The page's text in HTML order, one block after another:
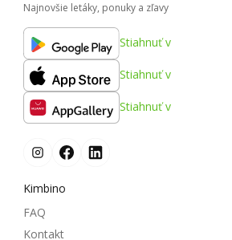
Najnovšie letáky, ponuky a zľavy
Stiahnuť v
Stiahnuť v
Stiahnuť v
Kimbino
FAQ
Kontakt